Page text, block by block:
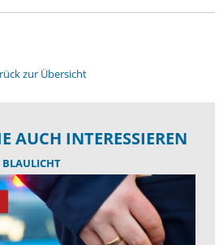
zur Übersicht
AUCH INTERESSIEREN
BLAULICHT